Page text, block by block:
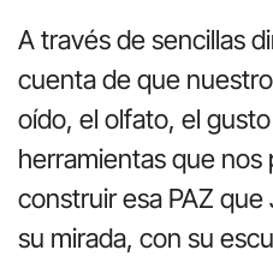
A través de sencillas
cuenta de que
oído, el olfato, el
herramientas que nos
construir esa PAZ
su mirada, con su